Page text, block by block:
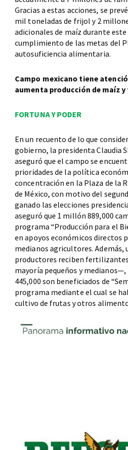
Gracias a estas acciones, se
mil toneladas de frijol y 2
adicionales de maíz durante
cumplimiento de las metas del
autosuficiencia alimentaria.
Campo mexicano tiene
aumenta producción de maíz
FORTUNA Y PODER
En un recuento de lo que
gobierno, la presidenta Claudia
aseguró que el campo se
prioridades de la política
concentración en la Plaza de la
de México, con motivo del
ganado las elecciones
aseguró que 1 millón 889,000
programa “Producción para el
en apoyos económicos directos
medianos agricultores. Además,
productores reciben
mayoría pequeños y
445,000 son beneficiados de
programa mediante el cual se
cultivo de frutas y otros